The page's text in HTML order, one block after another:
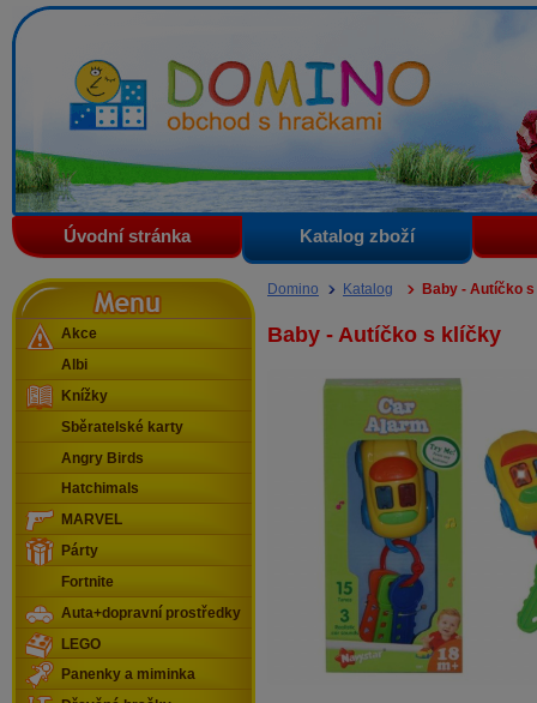
Domino - obchod s hračkami
Úvodní stránka Katalog zboží
Domino Katalog Baby - Autíčko
Baby - Autíčko s klíčky
Menu
Akce
Albi
Knížky
Sběratelské karty
Angry Birds
Hatchimals
MARVEL
Párty
Fortnite
Auta+dopravní prostředky
LEGO
Panenky a miminka